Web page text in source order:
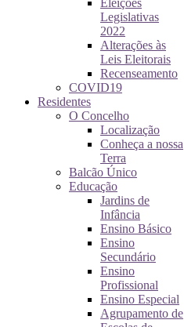
Eleições
Legislativas
2022
Alterações às
Leis Eleitorais
Recenseamento
COVID19
Residentes
O Concelho
Localização
Conheça a nossa
Terra
Balcão Único
Educação
Jardins de
Infância
Ensino Básico
Ensino
Secundário
Ensino
Profissional
Ensino Especial
Agrupamento de